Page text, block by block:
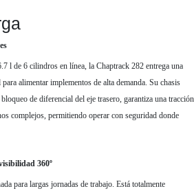
l de 6 cilindros en línea, la Chaptrack 282 entrega una
para alimentar implementos de alta demanda. Su chasis
de diferencial del eje trasero, garantiza una tracción
complejos, permitiendo operar con seguridad donde
360º
para largas jornadas de trabajo. Está totalmente